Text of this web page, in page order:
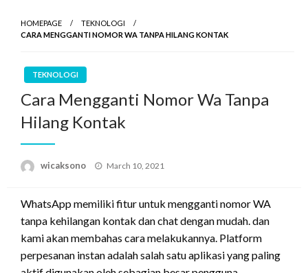
HOMEPAGE
TEKNOLOGI
CARA MENGGANTI NOMOR WA TANPA HILANG KONTAK
TEKNOLOGI
Cara Mengganti Nomor Wa Tanpa
Hilang Kontak
wicaksono
Posted
March 10, 2021
WhatsApp memiliki fitur untuk mengganti nomor WA
tanpa kehilangan kontak dan chat dengan mudah. dan
kami akan membahas cara melakukannya. Platform
perpesanan instan adalah salah satu aplikasi yang paling